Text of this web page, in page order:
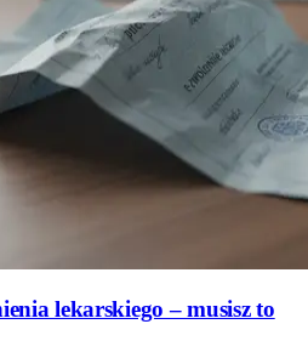
lekarskiego – musisz to